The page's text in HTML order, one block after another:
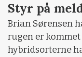
Styr på
Brian Sørensen
rugen er
hybridsorterne